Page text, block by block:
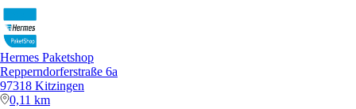
Hermes Paketshop
Repperndorferstraße 6a
97318 Kitzingen
0,11 km